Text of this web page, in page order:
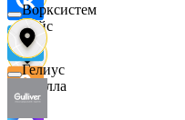
Вайс
Ителла
Ворксистем
Гелиус